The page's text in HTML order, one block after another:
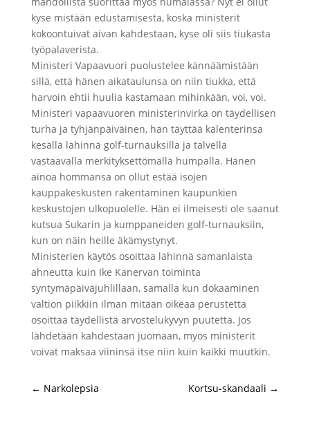
kyse mistään edustamisesta, koska ministerit
kokoontuivat aivan kahdestaan, kyse oli siis tiukasta
työpalaverista.
Ministeri Vapaavuori puolustelee kännäämistään
sillä, että hänen aikataulunsa on niin tiukka, että
harvoin ehtii huulia kastamaan mihinkään, voi, voi.
Ministeri vapaavuoren ministerinvirka on täydellisen
turha ja tyhjänpäiväinen, hän täyttää kalenterinsa
kesällä lähinnä golf-turnauksilla ja talvella
vastaavalla merkityksettömällä humpalla. Hänen
ainoa hommansa on ollut estää isojen
kauppakeskusten rakentaminen kaupunkien
keskustojen ulkopuolelle. Hän ei ilmeisesti ole saanut
kutsua Sukarin ja kumppaneiden golf-turnauksiin,
kun on näin heille äkämystynyt.
Ministerien käytös osoittaa lähinnä samanlaista
ahneutta kuin Ike Kanervan toiminta
syntymäpäiväjuhlillaan, samalla kun dokaaminen
valtion piikkiin ilman mitään oikeaa perustetta
osoittaa täydellistä arvostelukyvyn puutetta. Jos
lähdetään kahdestaan juomaan, myös ministerit
voivat maksaa viininsä itse niin kuin kaikki muutkin.
← Narkolepsia Kortsu-skandaali →